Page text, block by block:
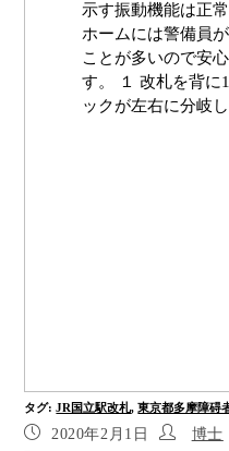
示す振動機能は正
ホームには警備員
ことが多いので安
す。 １ 改札を背に
ックが左右に分岐
ス停を過ぎ信号を
ートル進みに左折
ルに代わり大学通
タグ:JR国立駅改札, 東京都多摩障碍
2020年2月1日
博士